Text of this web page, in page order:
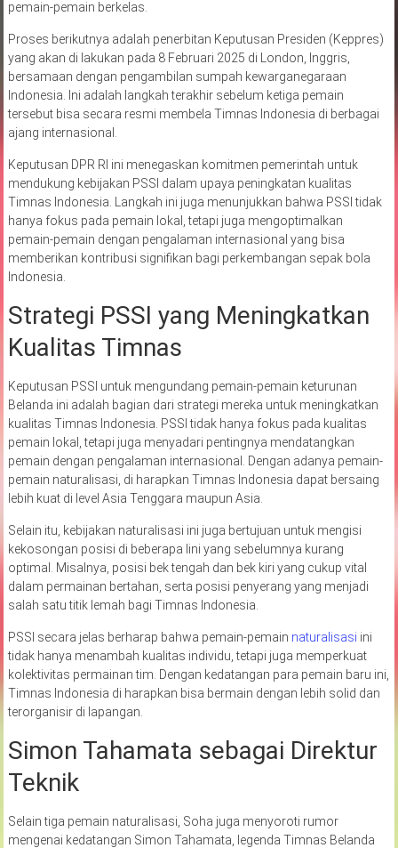
pemain-pemain berkelas.
Proses berikutnya adalah penerbitan Keputusan Presiden (Keppres)
yang akan di lakukan pada 8 Februari 2025 di London, Inggris,
bersamaan dengan pengambilan sumpah kewarganegaraan
Indonesia. Ini adalah langkah terakhir sebelum ketiga pemain
tersebut bisa secara resmi membela Timnas Indonesia di berbagai
ajang internasional.
Keputusan DPR RI ini menegaskan komitmen pemerintah untuk
mendukung kebijakan PSSI dalam upaya peningkatan kualitas
Timnas Indonesia. Langkah ini juga menunjukkan bahwa PSSI tidak
hanya fokus pada pemain lokal, tetapi juga mengoptimalkan
pemain-pemain dengan pengalaman internasional yang bisa
memberikan kontribusi signifikan bagi perkembangan sepak bola
Indonesia.
Strategi PSSI yang Meningkatkan
Kualitas Timnas
Keputusan PSSI untuk mengundang pemain-pemain keturunan
Belanda ini adalah bagian dari strategi mereka untuk meningkatkan
kualitas Timnas Indonesia. PSSI tidak hanya fokus pada kualitas
pemain lokal, tetapi juga menyadari pentingnya mendatangkan
pemain dengan pengalaman internasional. Dengan adanya pemain-
pemain naturalisasi, di harapkan Timnas Indonesia dapat bersaing
lebih kuat di level Asia Tenggara maupun Asia.
Selain itu, kebijakan naturalisasi ini juga bertujuan untuk mengisi
kekosongan posisi di beberapa lini yang sebelumnya kurang
optimal. Misalnya, posisi bek tengah dan bek kiri yang cukup vital
dalam permainan bertahan, serta posisi penyerang yang menjadi
salah satu titik lemah bagi Timnas Indonesia.
PSSI secara jelas berharap bahwa pemain-pemain naturalisasi ini
tidak hanya menambah kualitas individu, tetapi juga memperkuat
kolektivitas permainan tim. Dengan kedatangan para pemain baru ini,
Timnas Indonesia di harapkan bisa bermain dengan lebih solid dan
terorganisir di lapangan.
Simon Tahamata sebagai Direktur
Teknik
Selain tiga pemain naturalisasi, Soha juga menyoroti rumor
mengenai kedatangan Simon Tahamata, legenda Timnas Belanda